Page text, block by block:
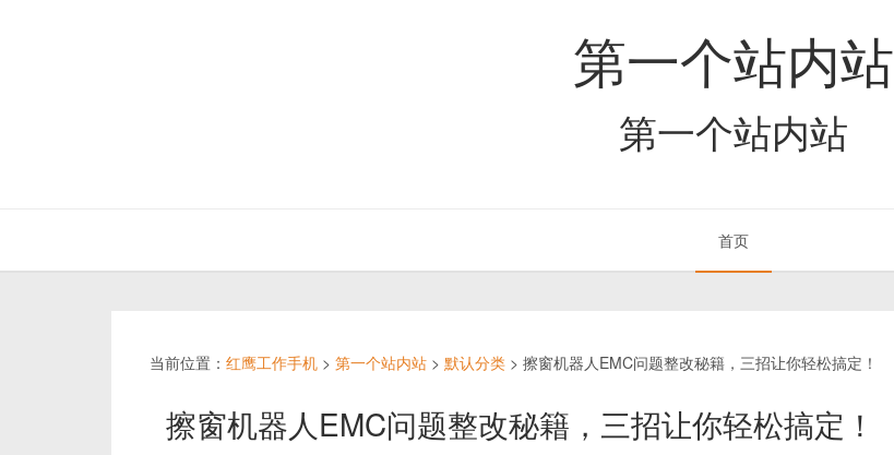
第一个站内站
第一个站内站
首页
当前位置： 红鹰工作手机 > 第一个站内站 > 默认分类 > 擦窗机器人EMC问题整改秘籍，三招让你轻松搞定！
擦窗机器人EMC问题整改秘籍，三招让你轻松搞定！